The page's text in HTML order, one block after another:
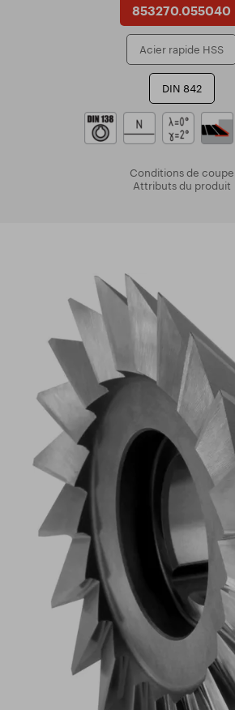
853270.055040
Acier rapide HSS
DIN 842
Conditions de coupe
Attributs du produit